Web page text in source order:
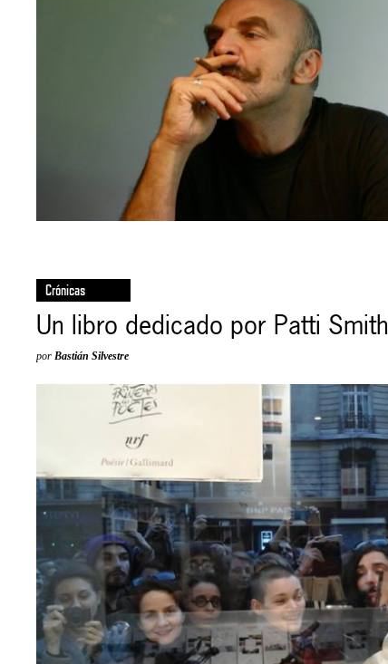
Crónicas
Un libro dedicado por Patti Smith
porBastián Silvestre